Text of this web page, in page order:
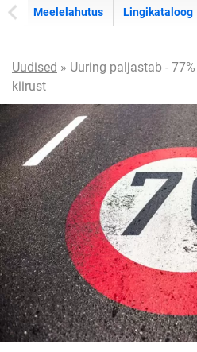
Meelelahutus Lingikataloog
Uudised » Uuring paljastab -
kiirust